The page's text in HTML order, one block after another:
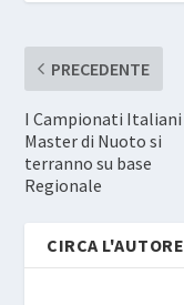
PRECEDENTE
I Campionati Italiani
Master di Nuoto si
terranno su base
Regionale
CIRCA L'AUTORE